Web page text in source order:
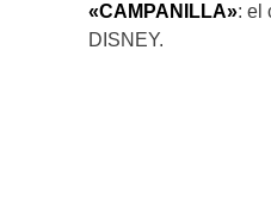
«CAMPANILLA»: el
DISNEY.